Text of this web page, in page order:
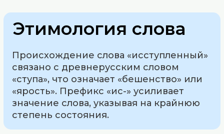
Этимология слова
Происхождение слова «исступленный»
связано с древнерусским словом
«ступа», что означает «бешенство» или
«ярость». Префикс «ис-» усиливает
значение слова, указывая на крайнюю
степень состояния.